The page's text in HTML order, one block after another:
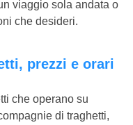
viaggio sola andata o
che desideri.
che operano su
di traghetti,